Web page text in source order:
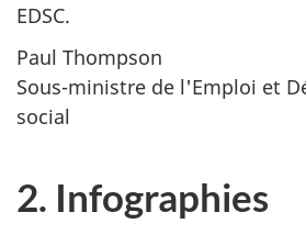
EDSC.
Paul Thompson
Sous-ministre de l'Emploi et
social
2. Infographies